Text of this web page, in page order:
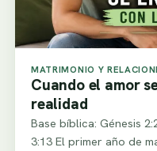
MATRIMONIO Y
Cuando el amor
realidad
Base bíblica: Génesis
3:13 El primer año de